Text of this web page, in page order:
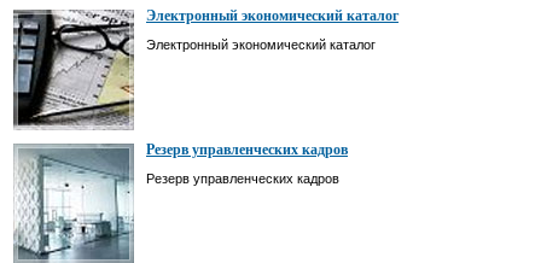
Электронный экономический каталог
Электронный экономический каталог
Резерв управленческих кадров
Резерв управленческих кадров